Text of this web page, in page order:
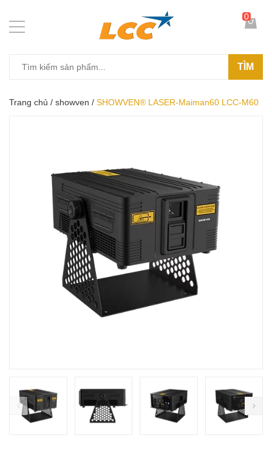
TÌM
0
Trang chủ / showven / SHOWVEN® LASER-Maiman60 LCC-M60
prev